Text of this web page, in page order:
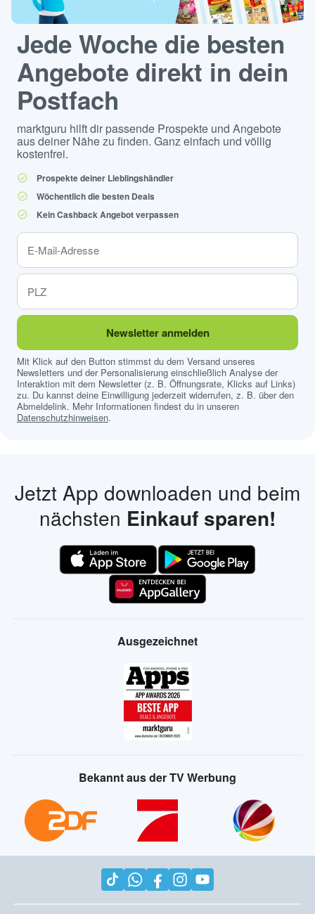
Jede Woche die besten
Angebote direkt in dein
Postfach
marktguru hilft dir passende Prospekte und Angebote
aus deiner Nähe zu finden. Ganz einfach und völlig
kostenfrei.
Prospekte deiner Lieblingshändler
Wöchentlich die besten Deals
Kein Cashback Angebot verpassen
Newsletter anmelden
Mit Klick auf den Button stimmst du dem Versand unseres
Newsletters und der Personalisierung einschließlich Analyse der
Interaktion mit dem Newsletter (z. B. Öffnungsrate, Klicks auf Links)
zu. Du kannst deine Einwilligung jederzeit widerrufen, z. B. über den
Abmeldelink. Mehr Informationen findest du in unseren
Datenschutzhinweisen.
Jetzt App downloaden und beim
nächsten Einkauf sparen!
Ausgezeichnet
Bekannt aus der TV Werbung